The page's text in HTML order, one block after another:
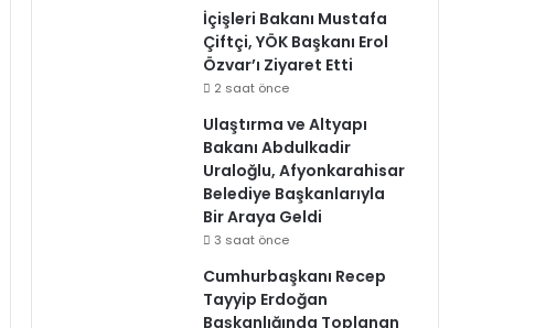
İçişleri Bakanı Mustafa
Çiftçi, YÖK Başkanı Erol
Özvar’ı Ziyaret Etti
2 saat önce
Ulaştırma ve Altyapı
Bakanı Abdulkadir
Uraloğlu, Afyonkarahisar
Belediye Başkanlarıyla
Bir Araya Geldi
3 saat önce
Cumhurbaşkanı Recep
Tayyip Erdoğan
Başkanlığında Toplanan